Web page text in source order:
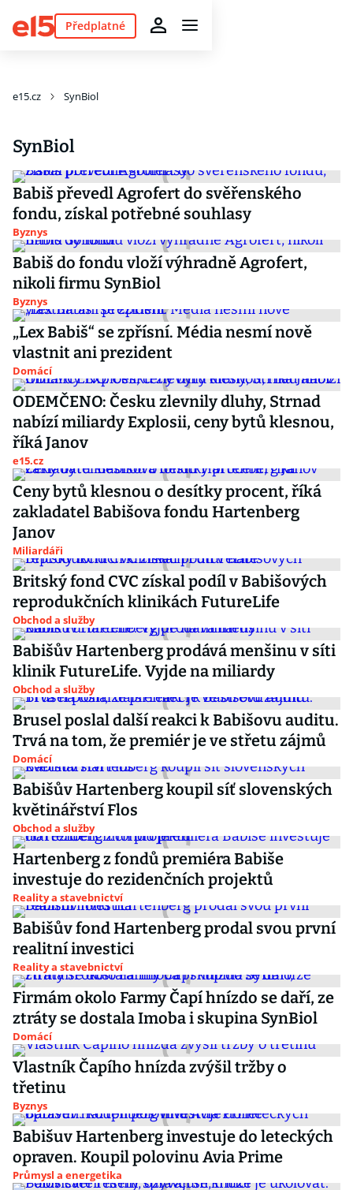
Předplatné
e15.cz SynBiol
SynBiol
Babiš převedl Agrofert do svěřenského
fondu, získal potřebné souhlasy
Byznys
Babiš do fondu vloží výhradně Agrofert,
nikoli firmu SynBiol
Byznys
„Lex Babiš“ se zpřísní. Média nesmí nově
vlastnit ani prezident
Domácí
ODEMČENO: Česku zlevnily dluhy, Strnad
nabízí miliardy Explosii, ceny bytů klesnou,
říká Janov
e15.cz
Ceny bytů klesnou o desítky procent, říká
zakladatel Babišova fondu Hartenberg
Janov
Miliardáři
Britský fond CVC získal podíl v Babišových
reprodukčních klinikách FutureLife
Obchod a služby
Babišův Hartenberg prodává menšinu v síti
klinik FutureLife. Vyjde na miliardy
Obchod a služby
Brusel poslal další reakci k Babišovu auditu.
Trvá na tom, že premiér je ve střetu zájmů
Domácí
Babišův Hartenberg koupil síť slovenských
květinářství Flos
Obchod a služby
Hartenberg z fondů premiéra Babiše
investuje do rezidenčních projektů
Reality a stavebnictví
Babišův fond Hartenberg prodal svou první
realitní investici
Reality a stavebnictví
Firmám okolo Farmy Čapí hnízdo se daří, ze
ztráty se dostala Imoba i skupina SynBiol
Domácí
Vlastník Čapího hnízda zvýšil tržby o
třetinu
Byznys
Babišuv Hartenberg investuje do leteckých
opraven. Koupil polovinu Avia Prime
Průmysl a energetika